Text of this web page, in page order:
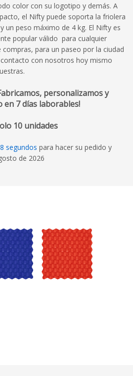
color con su logotipo y demás. A
el Nifty puede soporta la friolera
un peso máximo de 4 kg. El Nifty es
popular válido para cualquier
para un paseo por la ciudad
con nosotros hoy mismo
personalizamos y
7 días laborables!
10 unidades
segundos para hacer su pedido y
de 2026